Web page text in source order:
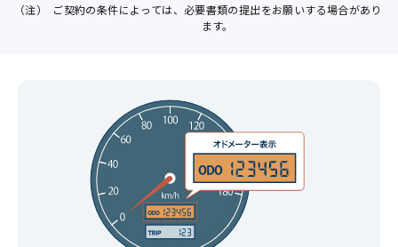
（注）
ご契約の条件によっては、必要書類の提出をお願いする場合があり
ます。